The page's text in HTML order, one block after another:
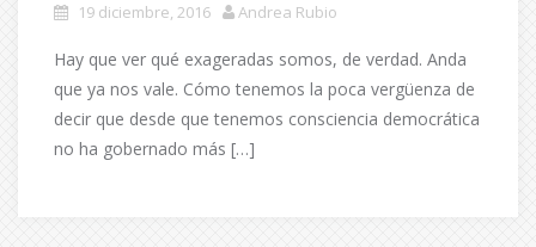
19 diciembre, 2016 Andrea Rubio
Hay que ver qué exageradas somos, de verdad. Anda
que ya nos vale. Cómo tenemos la poca vergüenza de
decir que desde que tenemos consciencia democrática
no ha gobernado más […]